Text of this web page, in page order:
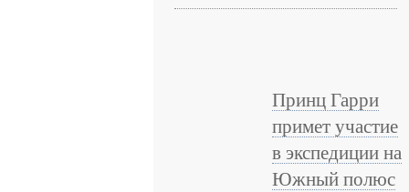
Принц Гарри
примет участие
в экспедиции на
Южный полюс